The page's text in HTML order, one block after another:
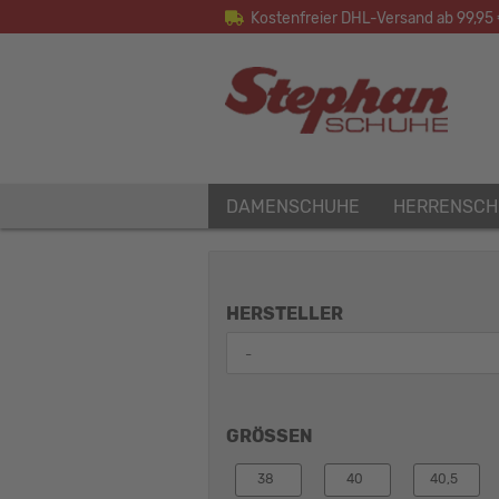
Kostenfreier DHL-Versand ab 99,95
DAMENSCHUHE
HERSTELLER
GRÖSSEN
38 40 40,5